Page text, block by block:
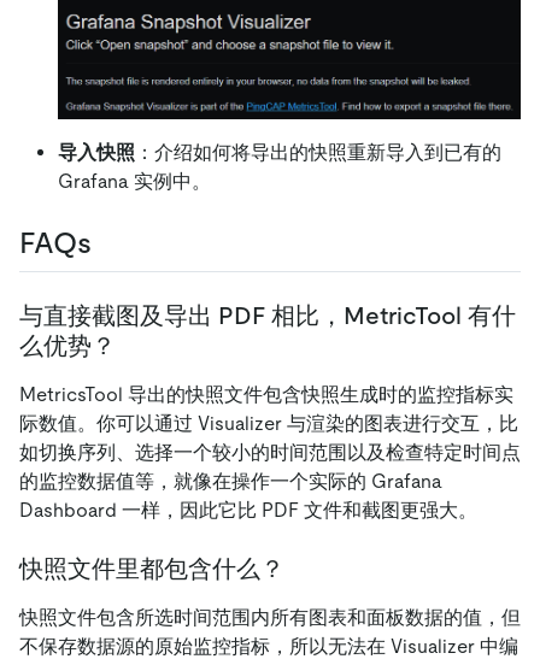
导入快照 ：介绍如何将导出的快照重新导入到已有的
Grafana 实例中。
FAQs
与直接截图及导出 PDF 相比，MetricTool 有什
么优势？
MetricsTool 导出的快照文件包含快照生成时的监控指标实
际数值。你可以通过 Visualizer 与渲染的图表进行交互，比
如切换序列、选择一个较小的时间范围以及检查特定时间点
的监控数据值等，就像在操作一个实际的 Grafana
Dashboard 一样，因此它比 PDF 文件和截图更强大。
快照文件里都包含什么？
快照文件包含所选时间范围内所有图表和面板数据的值，但
不保存数据源的原始监控指标，所以无法在 Visualizer 中编